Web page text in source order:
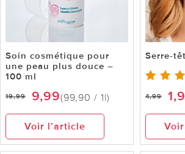
Soin cosmétique pour
une peau plus douce –
100 ml
19,99 9,99(99,90 / 1l)
Voir l’article
Serre-
4,99